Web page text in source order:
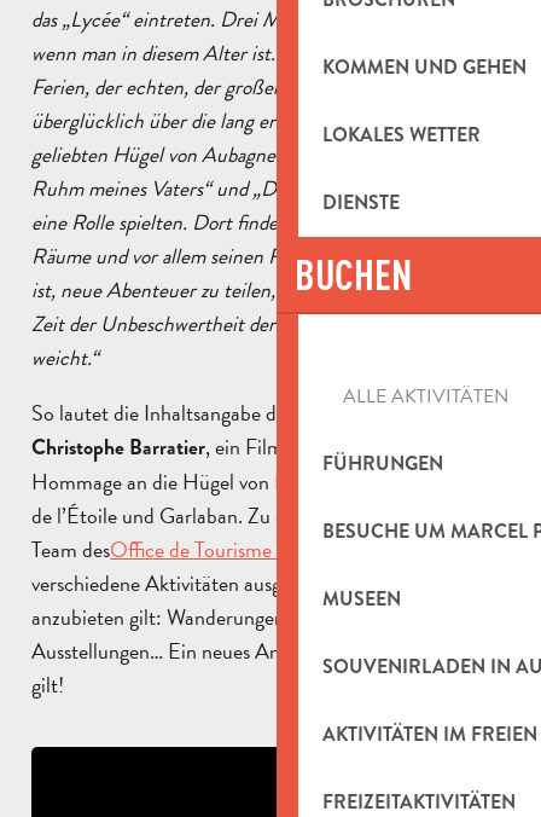
KOMMEN UND GEHEN
LOKALES WETTER
DIENSTE
BUCHEN
ALLE AKTIVITÄTEN
FÜHRUNGEN
BESUCHE UM MARCEL
MUSEEN
SOUVENIRLADEN IN
AKTIVITÄTEN IM FREIEN
FREIZEITAKTIVITÄTEN
das „Lycée“ eintreten. Drei Monate – eine Ewigkeit,
wenn man in diesem Alter ist. Denn dies ist die Zeit der
Ferien, der echten, der großen Ferien! Als Stadtkind ist er
überglücklich über die lang ersehnte Rückkehr in seine
geliebten Hügel von Aubagne und Allauch, die in „Der
Ruhm meines Vaters“ und „Das Schloss meiner Mutter“
eine Rolle spielten. Dort findet er die Natur, die weiten
Räume und vor allem seinen Freund Lili, der immer bereit
ist, neue Abenteuer zu teilen, in einem Alter, in dem die
Zeit der Unbeschwertheit der Zeit der Geheimnisse
weicht.“
So lautet die Inhaltsangabe des neuen Films von
Christophe Barratier, ein Film, der eine wunderbare
Hommage an die Hügel von Pagnol darstellt: Le Massif
de l’Étoile und Garlaban. Zu diesem Anlass hat das
Team desOffice de Tourisme du Pays d’Aubagne
verschiedene Aktivitäten ausgearbeitet, die es Ihnen
anzubieten gilt: Wanderungen, Schnitzeljagd,
Ausstellungen… Ein neues Angebot, das es zu entdecken
gilt!